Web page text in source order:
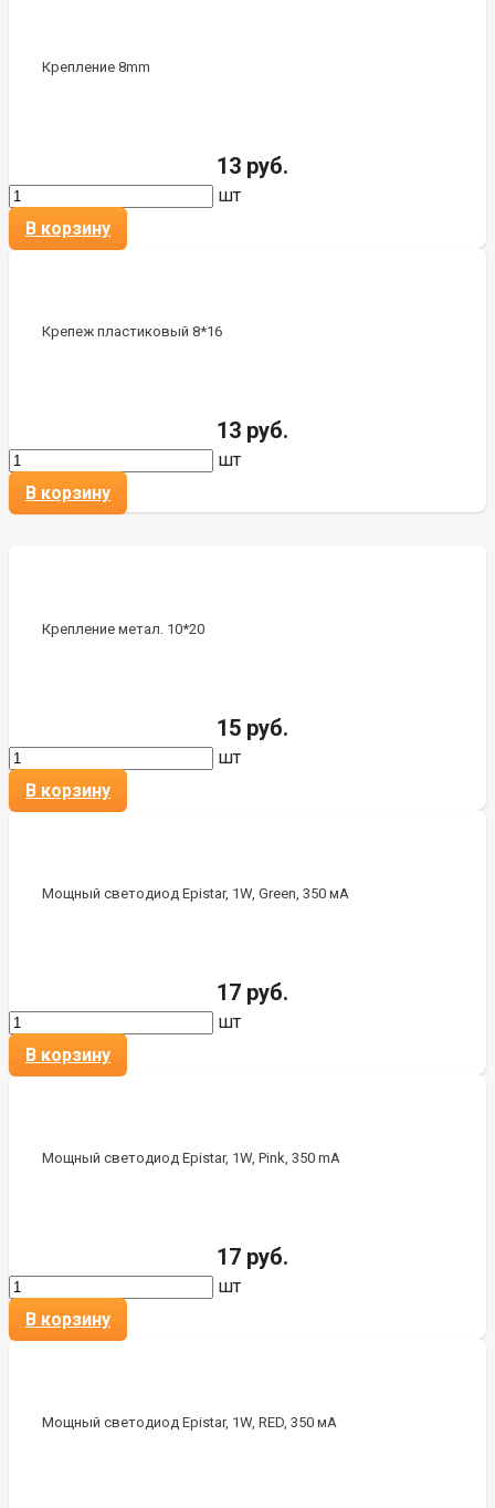
Крепление 8mm
13 руб.
шт
В корзину
Крепеж пластиковый 8*16
13 руб.
шт
В корзину
Крепление метал. 10*20
15 руб.
шт
В корзину
Мощный светодиод Epistar, 1W, Green, 350 мА
17 руб.
шт
В корзину
Мощный светодиод Epistar, 1W, Pink, 350 mA
17 руб.
шт
В корзину
Мощный светодиод Epistar, 1W, RED, 350 мА